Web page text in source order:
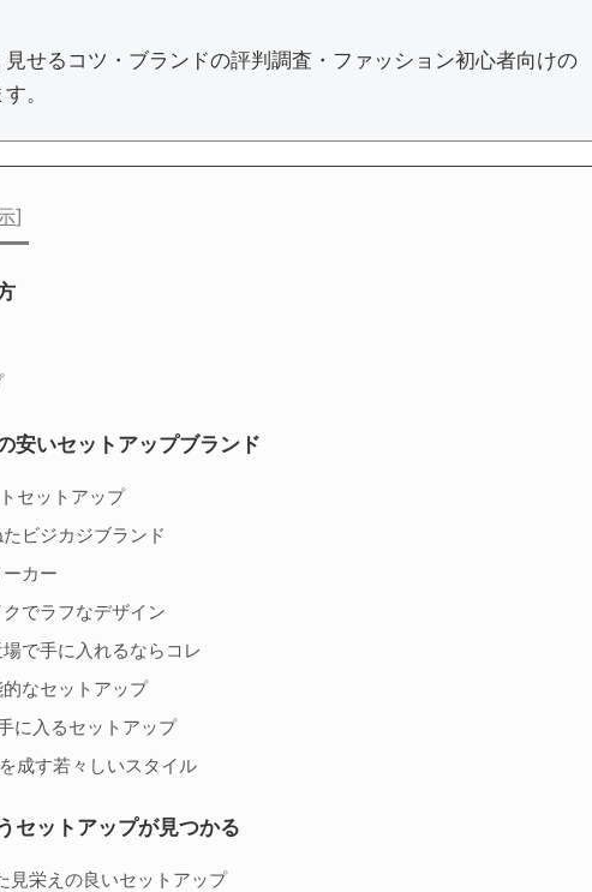
せるコツ・ブランドの評判調査・ファッション初心者向けの
。
]
安いセットアップブランド
セットアップ
ビジカジブランド
カー
でラフなデザイン
で手に入れるならコレ
なセットアップ
に入るセットアップ
成す若々しいスタイル
セットアップが見つかる
見栄えの良いセットアップ